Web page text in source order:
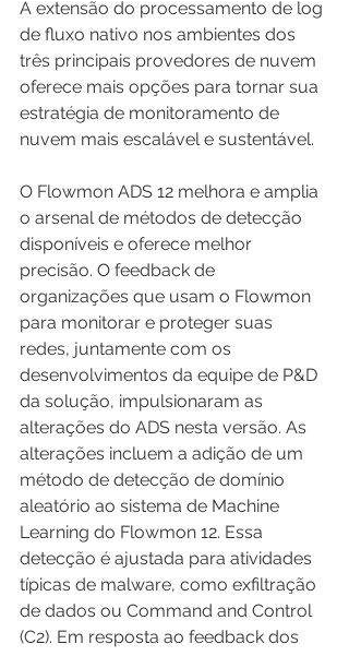
A extensão do processamento de log
de fluxo nativo nos ambientes dos
três principais provedores de nuvem
oferece mais opções para tornar sua
estratégia de monitoramento de
nuvem mais escalável e sustentável.
O Flowmon ADS 12 melhora e amplia
o arsenal de métodos de detecção
disponíveis e oferece melhor
precisão. O feedback de
organizações que usam o Flowmon
para monitorar e proteger suas
redes, juntamente com os
desenvolvimentos da equipe de P&D
da solução, impulsionaram as
alterações do ADS nesta versão. As
alterações incluem a adição de um
método de detecção de domínio
aleatório ao sistema de Machine
Learning do Flowmon 12. Essa
detecção é ajustada para atividades
típicas de malware, como exfiltração
de dados ou Command and Control
(C2). Em resposta ao feedback dos